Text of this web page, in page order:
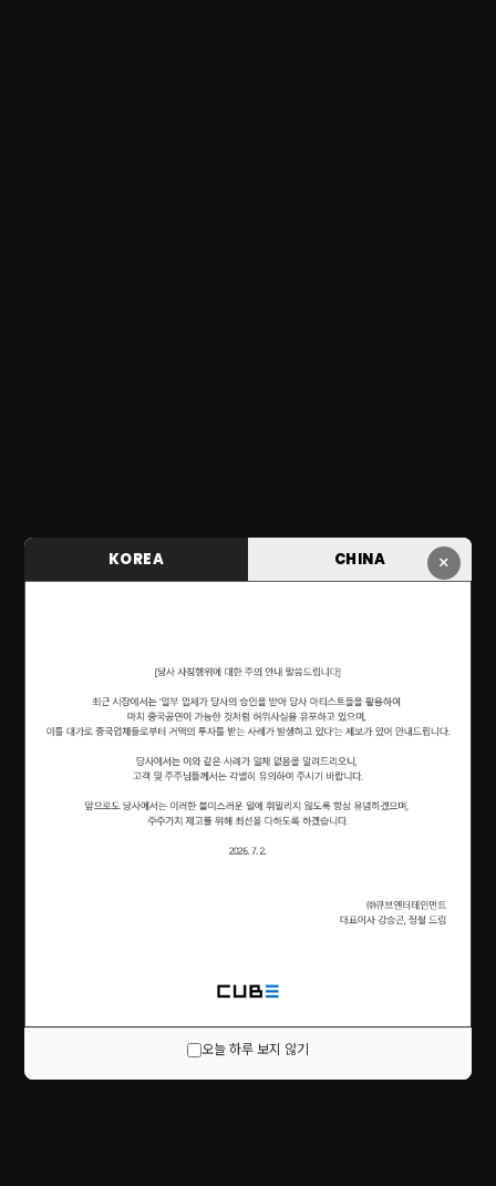
×
KOREA CHINA
오늘 하루 보지 않기